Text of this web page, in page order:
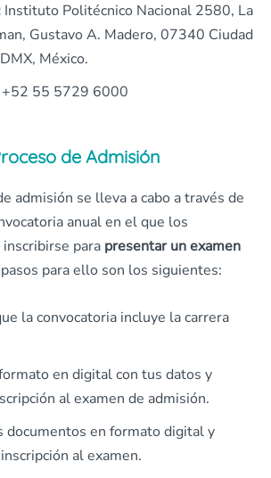
Instituto Politécnico Nacional 2580, La
Gustavo A. Madero, 07340 Ciudad
México.
+52 55 5729 6000
de Admisión
admisión se lleva a cabo a través de
anual en el que los
para presentar un examen
para ello son los siguientes:
la convocatoria incluye la carrera
en digital con tus datos y
al examen de admisión.
documentos en formato digital y
al examen.